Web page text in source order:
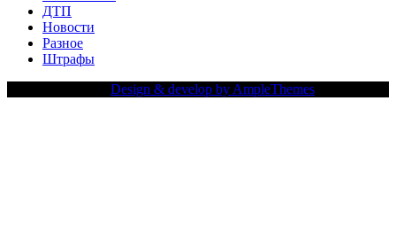
ДТП
Новости
Разное
Штрафы
Design & develop by AmpleThemes